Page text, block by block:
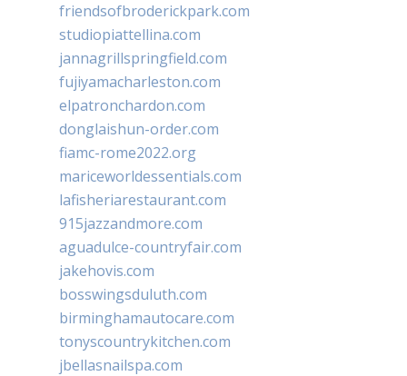
friendsofbroderickpark.com
studiopiattellina.com
jannagrillspringfield.com
fujiyamacharleston.com
elpatronchardon.com
donglaishun-order.com
fiamc-rome2022.org
mariceworldessentials.com
lafisheriarestaurant.com
915jazzandmore.com
aguadulce-countryfair.com
jakehovis.com
bosswingsduluth.com
birminghamautocare.com
tonyscountrykitchen.com
jbellasnailspa.com